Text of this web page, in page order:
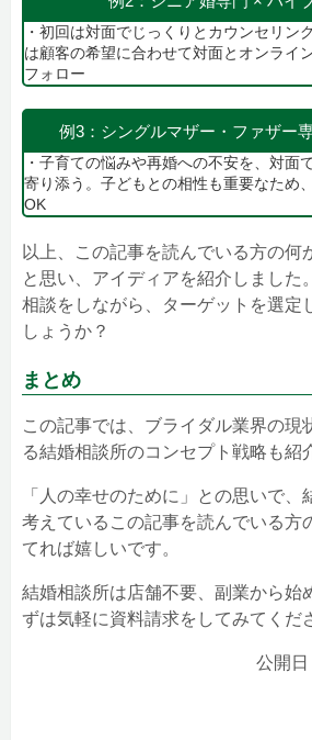
・初回は対面でじっくりとカウンセリン
は顧客の希望に合わせて対面とオンライ
フォロー
例3：シングルマザー・ファザー
・子育ての悩みや再婚への不安を、対面
寄り添う。子どもとの相性も重要なため
OK
以上、この記事を読んでいる方の何
と思い、アイディアを紹介しました
相談をしながら、ターゲットを選定
しょうか？
まとめ
この記事では、ブライダル業界の現
る結婚相談所のコンセプト戦略も紹
「人の幸せのために」との思いで、
考えているこの記事を読んでいる方
てれば嬉しいです。
結婚相談所は店舗不要、副業から始
ずは気軽に資料請求をしてみてくだ
公開日